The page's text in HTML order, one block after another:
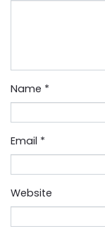
Name *
Email *
Website